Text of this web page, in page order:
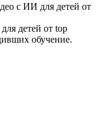
с ИИ для детей от
детей от top
обучение.